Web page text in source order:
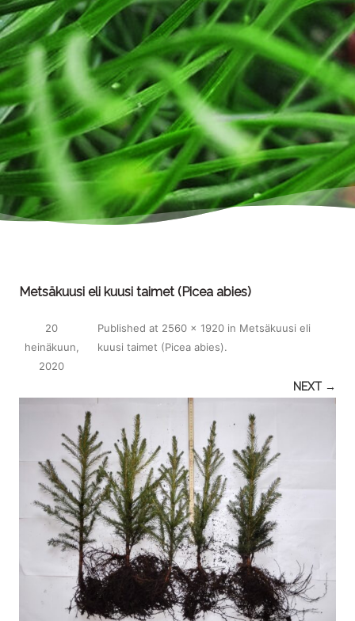
Metsäkuusi eli kuusi taimet (Picea abies)
Published
20
heinäkuun,
2020
at 2560 × 1920 in Metsäkuusi eli
kuusi taimet (Picea abies).
NEXT →